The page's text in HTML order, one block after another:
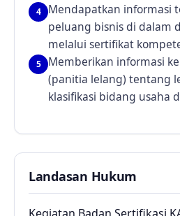
4
Mendapatkan informasi
peluang bisnis di dalam
melalui sertifikat
5
Memberikan informasi
(panitia lelang) tentang
klasifikasi bidang usaha
Landasan Hukum